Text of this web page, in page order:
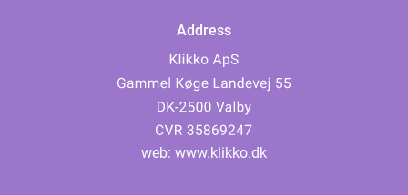
Address
web: www.klikko.dk